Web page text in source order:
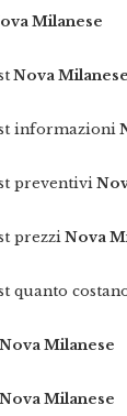
Milanese
Nova Milanese
informazioni
preventivi
prezzi Nova
quanto
Nova Milanese
Nova Milanese